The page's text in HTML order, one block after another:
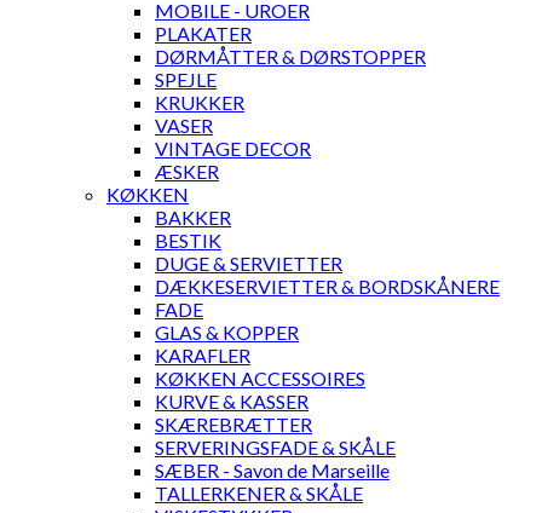
MOBILE - UROER
PLAKATER
DØRMÅTTER & DØRSTOPPER
SPEJLE
KRUKKER
VASER
VINTAGE DECOR
ÆSKER
KØKKEN
BAKKER
BESTIK
DUGE & SERVIETTER
DÆKKESERVIETTER & BORDSKÅNERE
FADE
GLAS & KOPPER
KARAFLER
KØKKEN ACCESSOIRES
KURVE & KASSER
SKÆREBRÆTTER
SERVERINGSFADE & SKÅLE
SÆBER - Savon de Marseille
TALLERKENER & SKÅLE